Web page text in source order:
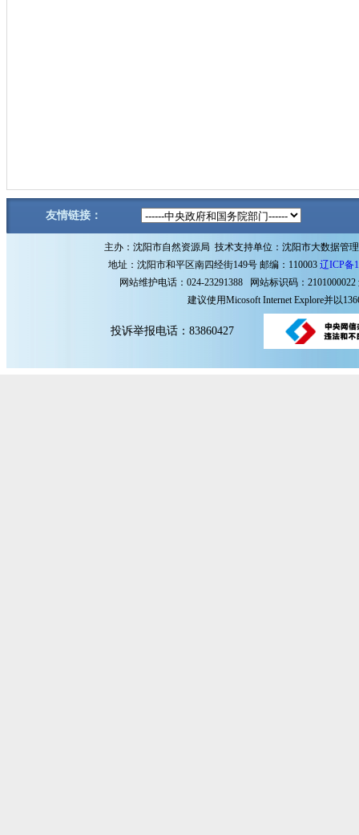
友情链接：
主办：沈阳市自然资源局 技术支持单位：沈阳市大数据管
地址：沈阳市和平区南四经街149号 邮编：110003 辽ICP备
网站维护电话：024-23291388 网站标识码：2101000022
建议使用Micosoft Internet Explore并以
投诉举报电话：83860427